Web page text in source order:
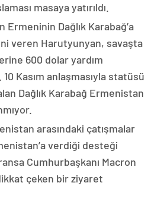
masaya yatırıldı.
Ermeninin Dağlık Karabağ’a
veren Harutyunyan, savaşta
600 dolar yardım
Kasım anlaşmasıyla statüsü
Dağlık Karabağ Ermenistan
arasındaki çatışmalar
verdiği desteği
Cumhurbaşkanı Macron
çeken bir ziyaret